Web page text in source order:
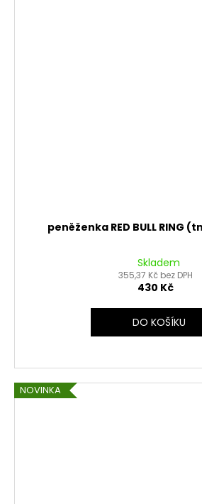
peněženka RED BULL RING
Skladem
355,37 Kč bez DPH
430 Kč
DO KOŠÍKU
NOVINKA